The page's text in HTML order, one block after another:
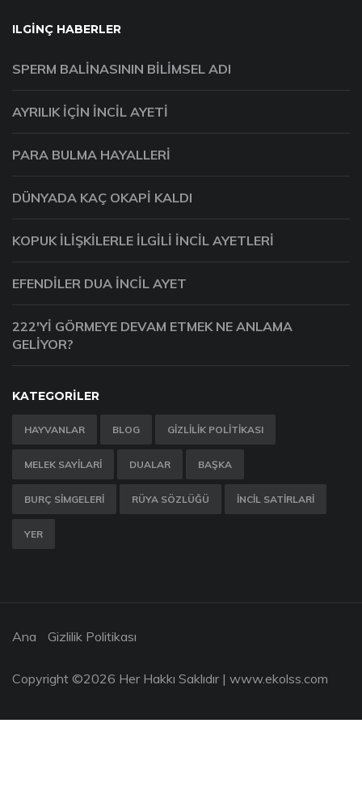
ILGINÇ HABERLER
SPERM BALINASININ BILIMSEL ADI
AYRILIK IÇIN İNCIL AYETI
PARA BULMA HAYALLERI
DÜNYADA KAÇ OKAPI KALDI
KOPUK ILIŞKILERLE ILGILI İNCIL AYETLERI
EFENDILER DUA İNCIL AYET
222'YI GÖRMEYE DEVAM ETMEK NE ANLAMA
GELIYOR?
KATEGORILER
HAYVANLAR BLOG GIZLILIK POLITIKASI
MELEK SAYILARI DUALAR BAŞKA
BURÇ SIMGELERI RÜYA SÖZLÜĞÜ İNCIL SATIRLARI
YER
Ana Gizlilik Politikası
Copyright ©2026 Her Hakkı Saklıdır | www.ekolss.com